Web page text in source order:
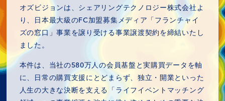
オズビジョンは、シェアリングテクノロジー株式会社よ
り、日本最大級のFC加盟募集メディア「フランチャイ
ズの窓口」事業を譲り受ける事業譲渡契約を締結いたし
ました。
本件は、当社の580万人の会員基盤と実購買データを軸
に、日常の購買支援にとどまらず、独立・開業といった
人生の大きな決断を支える「ライフイベントマッチング